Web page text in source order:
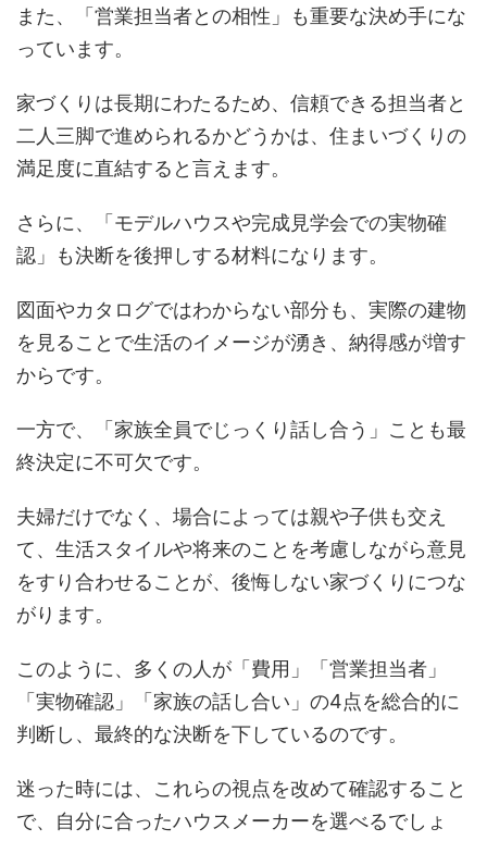
また、「営業担当者との相性」も重要な決め手にな
っています。
家づくりは長期にわたるため、信頼できる担当者と
二人三脚で進められるかどうかは、住まいづくりの
満足度に直結すると言えます。
さらに、「モデルハウスや完成見学会での実物確
認」も決断を後押しする材料になります。
図面やカタログではわからない部分も、実際の建物
を見ることで生活のイメージが湧き、納得感が増す
からです。
一方で、「家族全員でじっくり話し合う」ことも最
終決定に不可欠です。
夫婦だけでなく、場合によっては親や子供も交え
て、生活スタイルや将来のことを考慮しながら意見
をすり合わせることが、後悔しない家づくりにつな
がります。
このように、多くの人が「費用」「営業担当者」
「実物確認」「家族の話し合い」の4点を総合的に
判断し、最終的な決断を下しているのです。
迷った時には、これらの視点を改めて確認すること
で、自分に合ったハウスメーカーを選べるでしょ